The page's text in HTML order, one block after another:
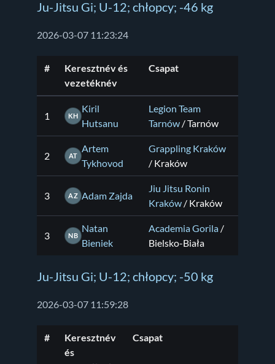
Ju-Jitsu Gi; U-12; chłopcy; -46 kg
2026-03-07 11:23:24
#
Keresztnév és
vezetéknév
Csapat
1 KH
Kiril
Hutsanu
Legion Team
Tarnów / Tarnów
2 AT
Artem
Tykhovod
Grappling Kraków
/ Kraków
3 AZ Adam Zajda
Jiu Jitsu Ronin
Kraków / Kraków
3 NB
Natan
Bieniek
Academia Gorila /
Bielsko-Biała
Ju-Jitsu Gi; U-12; chłopcy; -50 kg
2026-03-07 11:59:28
#
Keresztnév
és
Csapat